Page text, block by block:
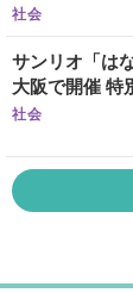
社会
サンリオ「は
大阪で開催 特
社会